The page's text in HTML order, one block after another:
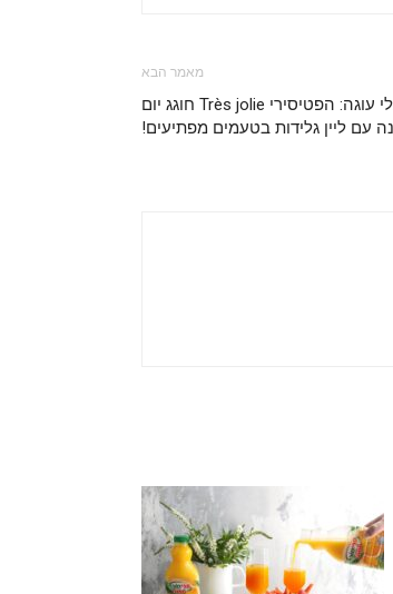
מאמר הבא
אין חגיגה בלי עוגה: הפטיסירי Très jolie חוגג יום
עם ליין גלידות בטעמים מפתיעים!